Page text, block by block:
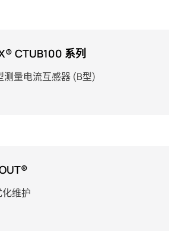
CTUB100 系列
测量电流互感器 (B型)
维护